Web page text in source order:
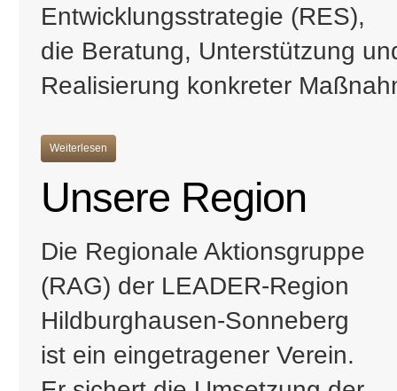
Entwicklungsstrategie (RES),
die Beratung, Unterstützung
Realisierung konkreter
Weiterlesen
Unsere Region
Die Regionale Aktionsgruppe
(RAG) der LEADER-Region
Hildburghausen-Sonneberg
ist ein eingetragener Verein.